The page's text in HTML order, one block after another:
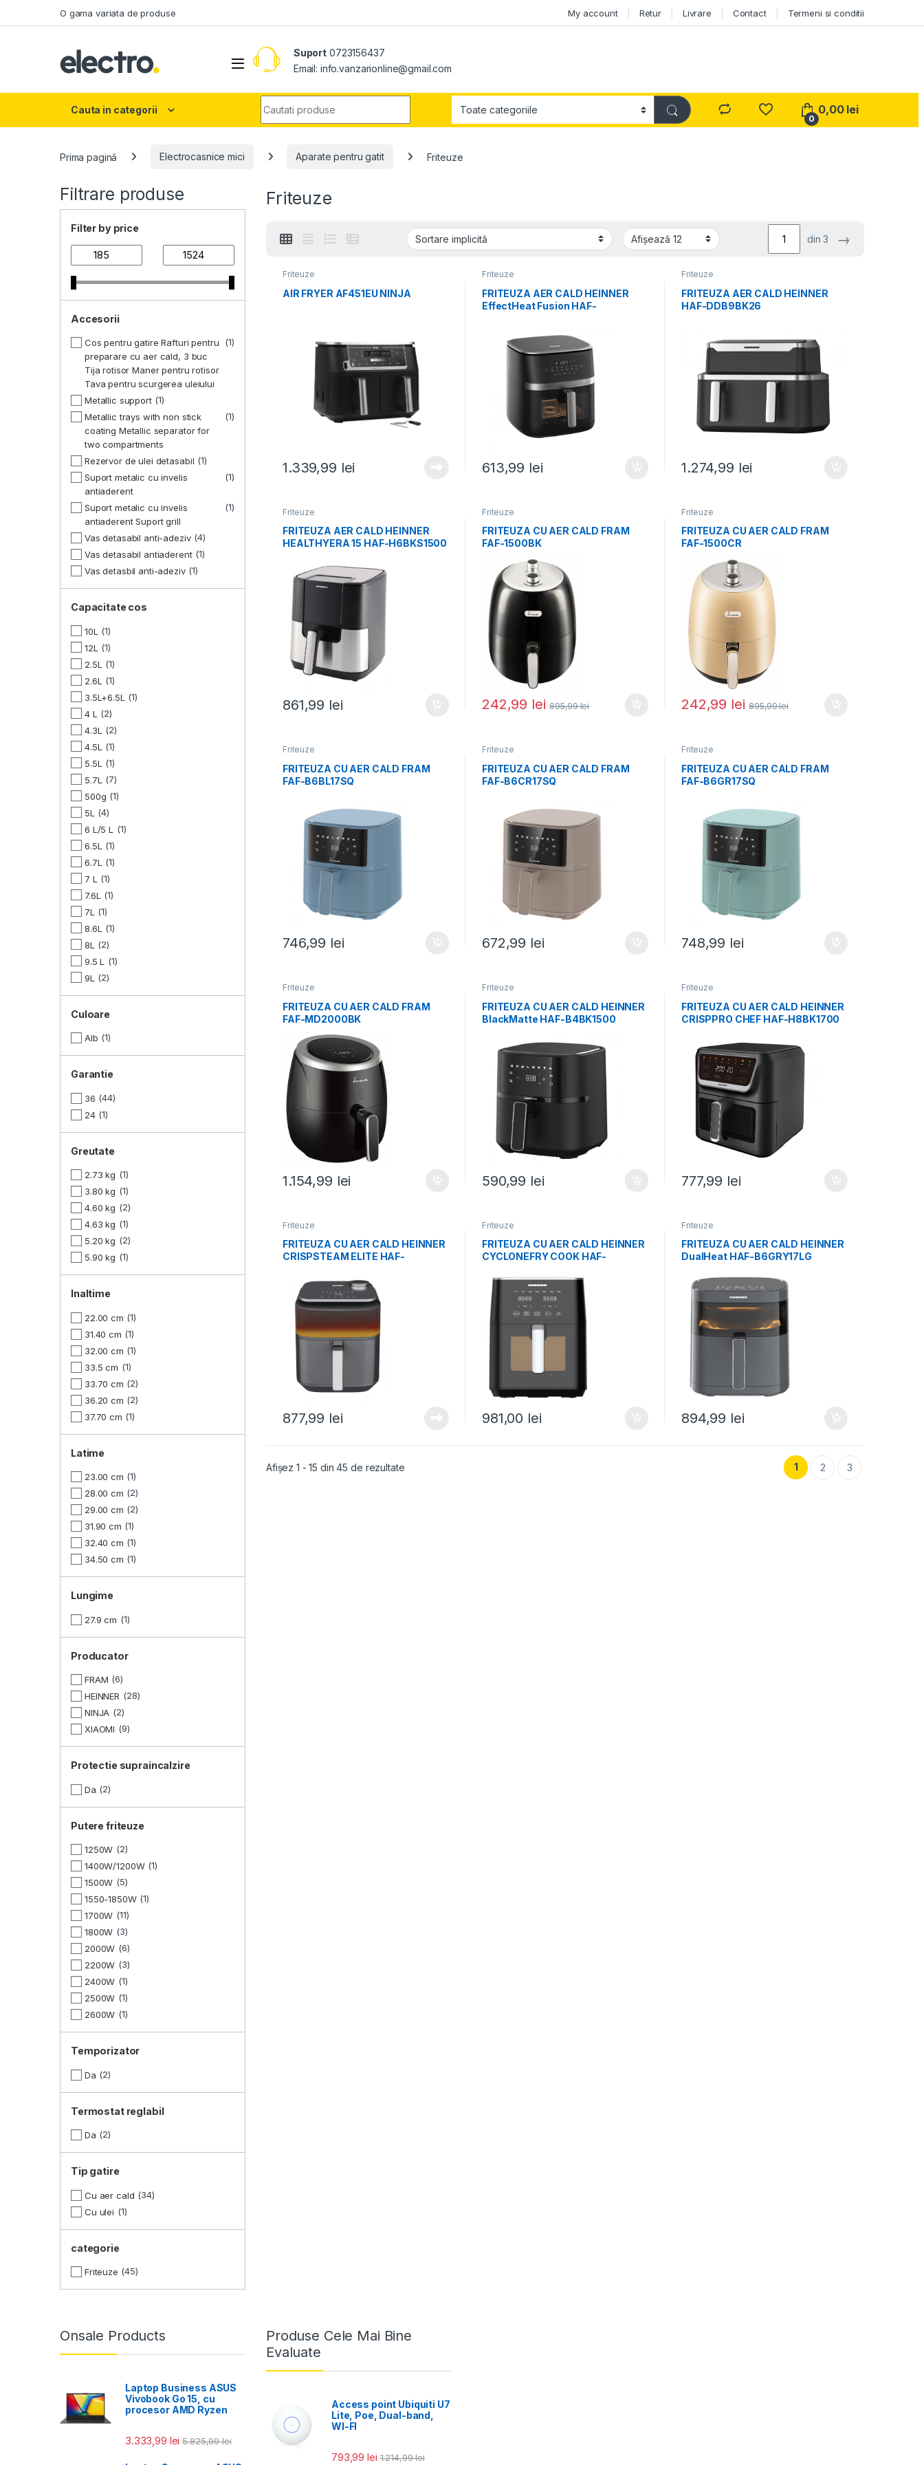
O gama variata de produse My account Retur Livrare Contact Termeni si conditii
Suport 0723156437
Email: info.vanzarionline@gmail.com
Cauta in categorii
0
0,00 lei
Prima pagină Electrocasnice mici Aparate pentru gatit Friteuze
Friteuze
din 3 →
Friteuze
AIR FRYER AF451EU NINJA
1.339,99 lei
Friteuze
FRITEUZA AER CALD HEINNER
EffectHeat Fusion HAF-
613,99 lei
Friteuze
FRITEUZA AER CALD HEINNER
HAF-DDB9BK26
1.274,99 lei
Friteuze
FRITEUZA AER CALD HEINNER
HEALTHYERA 15 HAF-H6BKS1500
861,99 lei
Friteuze
FRITEUZA CU AER CALD FRAM
FAF-1500BK
242,99 lei 895,99lei
Friteuze
FRITEUZA CU AER CALD FRAM
FAF-1500CR
242,99 lei 895,99lei
Friteuze
FRITEUZA CU AER CALD FRAM
FAF-B6BL17SQ
746,99 lei
Friteuze
FRITEUZA CU AER CALD FRAM
FAF-B6CR17SQ
672,99 lei
Friteuze
FRITEUZA CU AER CALD FRAM
FAF-B6GR17SQ
748,99 lei
Friteuze
FRITEUZA CU AER CALD FRAM
FAF-MD2000BK
1.154,99 lei
Friteuze
FRITEUZA CU AER CALD HEINNER
BlackMatte HAF-B4BK1500
590,99 lei
Friteuze
FRITEUZA CU AER CALD HEINNER
CRISPPRO CHEF HAF-H8BK1700
777,99 lei
Friteuze
FRITEUZA CU AER CALD HEINNER
CRISPSTEAM ELITE HAF-
877,99 lei
Friteuze
FRITEUZA CU AER CALD HEINNER
CYCLONEFRY COOK HAF-
981,00 lei
Friteuze
FRITEUZA CU AER CALD HEINNER
DualHeat HAF-B6GRY17LG
894,99 lei
Afișez 1 - 15 din 45 de rezultate 1 2 3
Filtrare produse
Filter by price
Accesorii
Cos pentru gatire Rafturi pentru
preparare cu aer cald, 3 buc
Tija rotisor Maner pentru rotisor
Tava pentru scurgerea uleiului
1
Metallic support 1
Metallic trays with non stick
coating Metallic separator for
two compartments
1
Rezervor de ulei detasabil
1
Suport metalic cu invelis
antiaderent
1
Suport metalic cu invelis
antiaderent Suport grill
1
Vas detasabil anti-adeziv 4
Vas detasabil antiaderent 1
Vas detasbil anti-adeziv 1
Capacitate cos
10L
1
12L
1
2.5L
1
2.6L
1
3.5L+6.5L
1
4 L
2
4.3L
2
4.5L
1
5.5L
1
5.7L
7
500g
1
5L
4
6 L/5 L
1
6.5L
1
6.7L
1
7 L
1
7.6L
1
7L
1
8.6L
1
8L
2
9.5 L
1
9L
2
Culoare
Alb 1
Garantie
36
44
24 1
Greutate
2.73 kg
1
3.80 kg
1
4.60 kg
2
4.63 kg
1
5.20 kg
2
5.90 kg
1
Inaltime
22.00 cm
1
31.40 cm
1
32.00 cm
1
33.5 cm
1
33.70 cm
2
36.20 cm
2
37.70 cm
1
Latime
23.00 cm
1
28.00 cm
2
29.00 cm
2
31.90 cm
1
32.40 cm
1
34.50 cm
1
Lungime
27.9 cm 1
Producator
FRAM
6
HEINNER
28
NINJA
2
XIAOMI
9
Protectie supraincalzire
Da 2
Putere friteuze
1250W
2
1400W/1200W 1
1500W
5
1550-1850W 1
1700W
11
1800W
3
2000W
6
2200W
3
2400W
1
2500W
1
2600W
1
Temporizator
Da 2
Termostat reglabil
Da 2
Tip gatire
Cu aer cald
34
Cu ulei
1
categorie
Friteuze 45
Onsale Products
Laptop Business ASUS
Vivobook Go 15, cu
procesor AMD Ryzen
3.333,99 lei 5.825,99lei
Produse Cele Mai Bine
Evaluate
Access point Ubiquiti U7
Lite, Poe, Dual-band,
WI-FI
793,99lei 1.214,99lei